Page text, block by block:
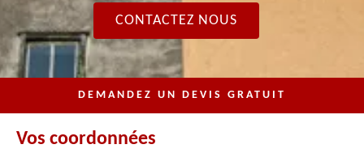
CONTACTEZ NOUS
DEMANDEZ UN DEVIS GRATUIT
Vos coordonnées